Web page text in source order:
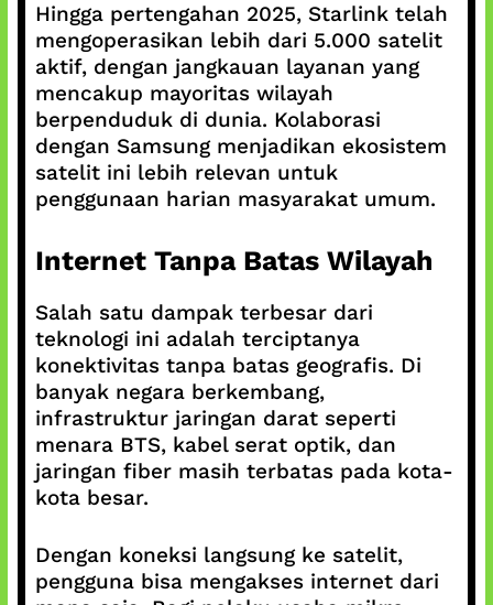
Hingga pertengahan 2025, Starlink telah
mengoperasikan lebih dari 5.000 satelit
aktif, dengan jangkauan layanan yang
mencakup mayoritas wilayah
berpenduduk di dunia. Kolaborasi
dengan Samsung menjadikan ekosistem
satelit ini lebih relevan untuk
penggunaan harian masyarakat umum.
Internet Tanpa Batas Wilayah
Salah satu dampak terbesar dari
teknologi ini adalah terciptanya
konektivitas tanpa batas geografis. Di
banyak negara berkembang,
infrastruktur jaringan darat seperti
menara BTS, kabel serat optik, dan
jaringan fiber masih terbatas pada kota-
kota besar.
Dengan koneksi langsung ke satelit,
pengguna bisa mengakses internet dari